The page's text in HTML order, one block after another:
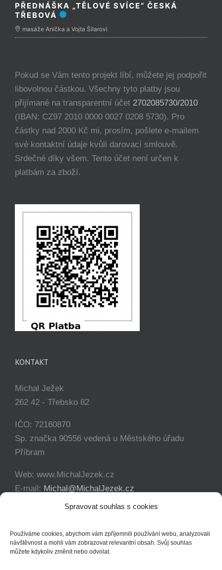
Spravovat souhlas s cookies
Používáme cookies, abychom vám zpříjemnili používání webu, analyzovali
návštěvnost a mohli vám zobrazovat relevantní obsah. Svůj souhlas
můžete kdykoliv změnit nebo odvolat.
PŘEDNÁŠKA „TĚLOVÉ SVÍCE“ ČESKÁ
TŘEBOVÁ
masáže Anička a Vojta Šilarovi
Pokud se Vám tento projekt líbí, můžete jej podpořit
libovolnou částkou. Všechny tyto platby jsou
přijímané na transparentní účet 2702085730/2010
(IBAN: CZ97 2010 0000 0027 0208 5730). Pro
částky nad 2000 Kč mi, prosím, pošlete e-mailem
své kontaktní údaje kvůli darovací smlouvě.
Srdečné díky všem. Tento účet není určen k
platbám za zboží.
KONTAKT
Michal Ježek
262 42 - Třebsko 82
IČO: 72160870
Sp. značka 90556 vedená u Městského úřadu
Příbram
Web: www.MichalJezek.cz
E-mail: Michal@MichalJezek.cz
+420 777 346 649